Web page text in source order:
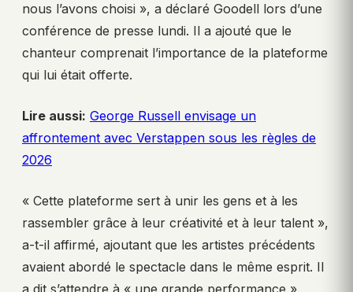
nous l’avons choisi », a déclaré Goodell lors d’une
conférence de presse lundi. Il a ajouté que le
chanteur comprenait l’importance de la plateforme
qui lui était offerte.
Lire aussi: George Russell envisage un
affrontement avec Verstappen sous les règles de
2026
« Cette plateforme sert à unir les gens et à les
rassembler grâce à leur créativité et à leur talent »,
a-t-il affirmé, ajoutant que les artistes précédents
avaient abordé le spectacle dans le même esprit. Il